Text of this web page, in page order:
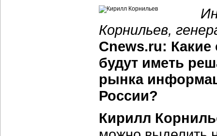
Корнильев,
Cnews.ru: Какие
будут иметь
рынка
России?
Кирилл